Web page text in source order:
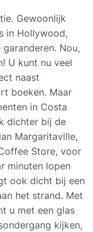
Gewoonlijk
in Hollywood,
Nou,
U kunt nu veel
naast
boeken. Maar
in Costa
dichter bij de
Margaritaville,
Store, voor
minuten lopen
ook dicht bij een
het strand. Met
u met een glas
kijken,